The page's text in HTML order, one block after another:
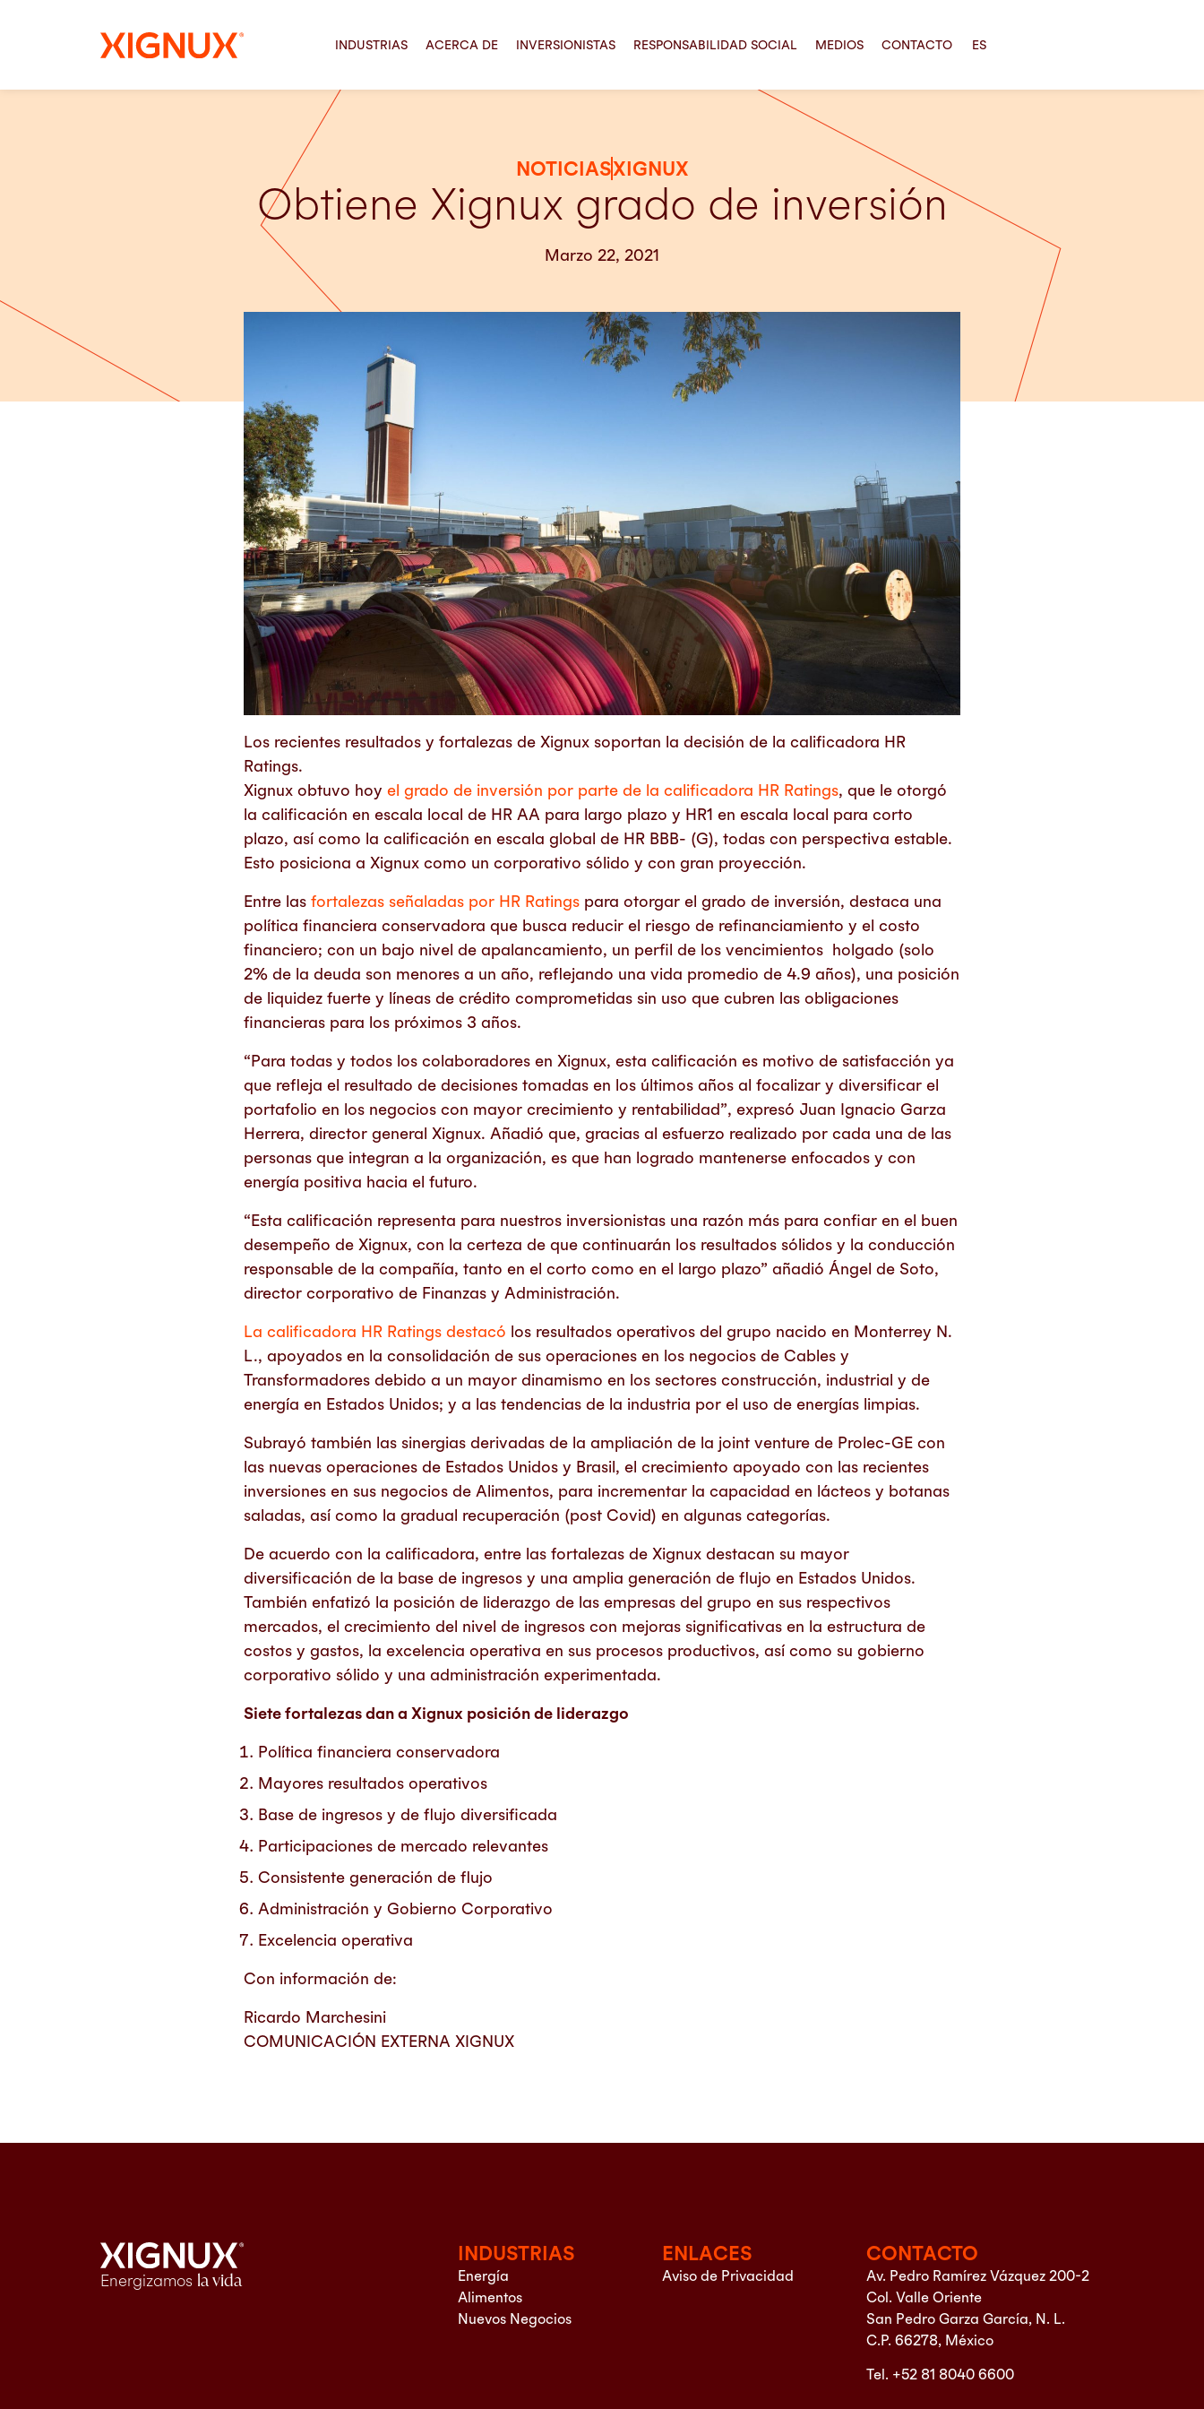
INDUSTRIAS ACERCA DE INVERSIONISTAS RESPONSABILIDAD SOCIAL MEDIOS CONTACTO ES
NOTICIASXIGNUX
Obtiene Xignux grado de inversión
Marzo 22, 2021
Los recientes resultados y fortalezas de Xignux soportan la decisión de la calificadora HR
Ratings.
Xignux obtuvo hoy el grado de inversión por parte de la calificadora HR Ratings, que le otorgó
la calificación en escala local de HR AA para largo plazo y HR1 en escala local para corto
plazo, así como la calificación en escala global de HR BBB- (G), todas con perspectiva estable.
Esto posiciona a Xignux como un corporativo sólido y con gran proyección.
Entre las fortalezas señaladas por HR Ratings para otorgar el grado de inversión, destaca una
política financiera conservadora que busca reducir el riesgo de refinanciamiento y el costo
financiero; con un bajo nivel de apalancamiento, un perfil de los vencimientos holgado (solo
2% de la deuda son menores a un año, reflejando una vida promedio de 4.9 años), una posición
de liquidez fuerte y líneas de crédito comprometidas sin uso que cubren las obligaciones
financieras para los próximos 3 años.
“Para todas y todos los colaboradores en Xignux, esta calificación es motivo de satisfacción ya
que refleja el resultado de decisiones tomadas en los últimos años al focalizar y diversificar el
portafolio en los negocios con mayor crecimiento y rentabilidad”, expresó Juan Ignacio Garza
Herrera, director general Xignux. Añadió que, gracias al esfuerzo realizado por cada una de las
personas que integran a la organización, es que han logrado mantenerse enfocados y con
energía positiva hacia el futuro.
“Esta calificación representa para nuestros inversionistas una razón más para confiar en el buen
desempeño de Xignux, con la certeza de que continuarán los resultados sólidos y la conducción
responsable de la compañía, tanto en el corto como en el largo plazo” añadió Ángel de Soto,
director corporativo de Finanzas y Administración.
La calificadora HR Ratings destacó los resultados operativos del grupo nacido en Monterrey N.
L., apoyados en la consolidación de sus operaciones en los negocios de Cables y
Transformadores debido a un mayor dinamismo en los sectores construcción, industrial y de
energía en Estados Unidos; y a las tendencias de la industria por el uso de energías limpias.
Subrayó también las sinergias derivadas de la ampliación de la joint venture de Prolec-GE con
las nuevas operaciones de Estados Unidos y Brasil, el crecimiento apoyado con las recientes
inversiones en sus negocios de Alimentos, para incrementar la capacidad en lácteos y botanas
saladas, así como la gradual recuperación (post Covid) en algunas categorías.
De acuerdo con la calificadora, entre las fortalezas de Xignux destacan su mayor
diversificación de la base de ingresos y una amplia generación de flujo en Estados Unidos.
También enfatizó la posición de liderazgo de las empresas del grupo en sus respectivos
mercados, el crecimiento del nivel de ingresos con mejoras significativas en la estructura de
costos y gastos, la excelencia operativa en sus procesos productivos, así como su gobierno
corporativo sólido y una administración experimentada.
Siete fortalezas dan a Xignux posición de liderazgo
Política financiera conservadora
Mayores resultados operativos
Base de ingresos y de flujo diversificada
Participaciones de mercado relevantes
Consistente generación de flujo
Administración y Gobierno Corporativo
Excelencia operativa
Con información de:
Ricardo Marchesini
COMUNICACIÓN EXTERNA XIGNUX
Energizamos la vida
INDUSTRIAS
Energía
Alimentos
Nuevos Negocios
ENLACES
Aviso de Privacidad
CONTACTO
Av. Pedro Ramírez Vázquez 200-2
Col. Valle Oriente
San Pedro Garza García, N. L.
C.P. 66278, México
Tel. +52 81 8040 6600